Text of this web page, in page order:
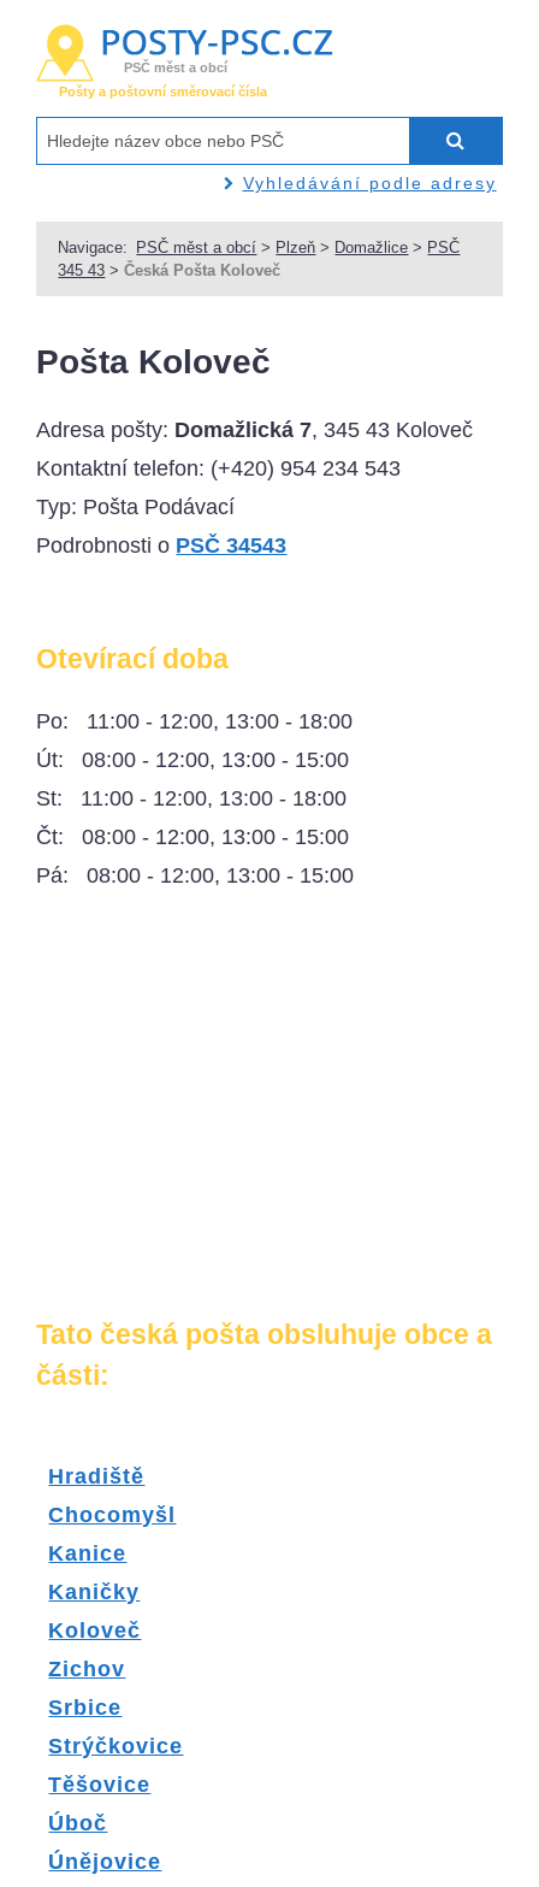
PSČ měst a obcí
Pošty a poštovní směrovací čísla
Vyhledávání podle adresy
Navigace: PSČ měst a obcí > Plzeň > Domažlice > PSČ
345 43 >Česká Pošta Koloveč
Pošta Koloveč
Adresa pošty: Domažlická 7, 345 43 Koloveč
Kontaktní telefon: (+420) 954 234 543
Typ: Pošta Podávací
Podrobnosti o PSČ 34543
Otevírací doba
Po: 11:00 - 12:00, 13:00 - 18:00
Út: 08:00 - 12:00, 13:00 - 15:00
St: 11:00 - 12:00, 13:00 - 18:00
Čt: 08:00 - 12:00, 13:00 - 15:00
Pá: 08:00 - 12:00, 13:00 - 15:00
Tato česká pošta obsluhuje obce a
části:
Hradiště
Chocomyšl
Kanice
Kaničky
Koloveč
Zichov
Srbice
Strýčkovice
Těšovice
Úboč
Únějovice